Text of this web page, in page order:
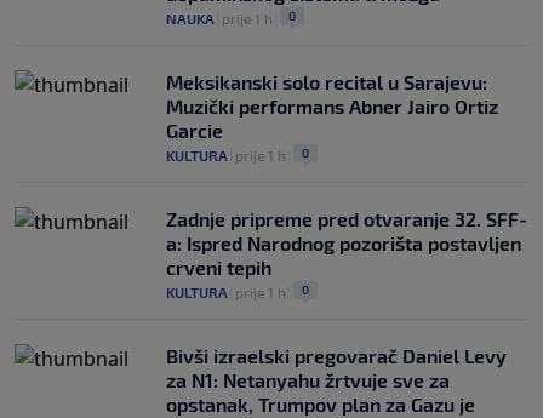
NAUKA prije 1 h 0
Meksikanski solo recital u Sarajevu:
Muzički performans Abner Jairo Ortiz
Garcie
KULTURA prije 1 h 0
Zadnje pripreme pred otvaranje 32. SFF-
a: Ispred Narodnog pozorišta postavljen
crveni tepih
KULTURA prije 1 h 0
Bivši izraelski pregovarač Daniel Levy
za N1: Netanyahu žrtvuje sve za
opstanak, Trumpov plan za Gazu je